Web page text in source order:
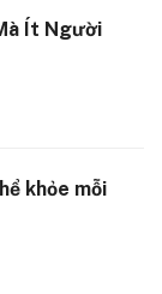
Ít Người
khỏe mỗi